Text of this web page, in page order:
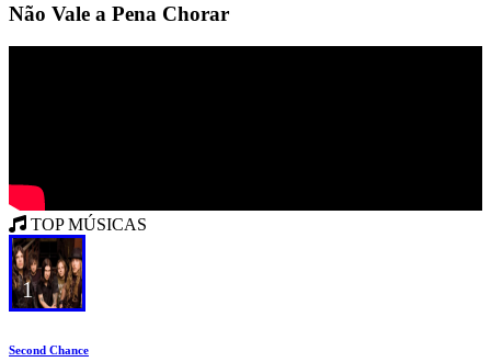
Não Vale a Pena Chorar
TOP MÚSICAS
1
Second Chance